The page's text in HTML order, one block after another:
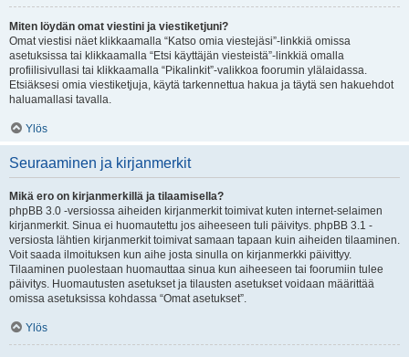
Miten löydän omat viestini ja viestiketjuni?
Omat viestisi näet klikkaamalla “Katso omia viestejäsi”-linkkiä omissa
asetuksissa tai klikkaamalla “Etsi käyttäjän viesteistä”-linkkiä omalla
profiilisivullasi tai klikkaamalla “Pikalinkit”-valikkoa foorumin ylälaidassa.
Etsiäksesi omia viestiketjuja, käytä tarkennettua hakua ja täytä sen hakuehdot
haluamallasi tavalla.
Ylös
Seuraaminen ja kirjanmerkit
Mikä ero on kirjanmerkillä ja tilaamisella?
phpBB 3.0 -versiossa aiheiden kirjanmerkit toimivat kuten internet-selaimen
kirjanmerkit. Sinua ei huomautettu jos aiheeseen tuli päivitys. phpBB 3.1 -
versiosta lähtien kirjanmerkit toimivat samaan tapaan kuin aiheiden tilaaminen.
Voit saada ilmoituksen kun aihe josta sinulla on kirjanmerkki päivittyy.
Tilaaminen puolestaan huomauttaa sinua kun aiheeseen tai foorumiin tulee
päivitys. Huomautusten asetukset ja tilausten asetukset voidaan määrittää
omissa asetuksissa kohdassa “Omat asetukset”.
Ylös